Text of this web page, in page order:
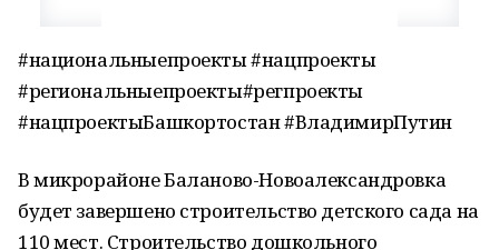
#национальныепроекты #нацпроекты
#региональныепроекты#регпроекты
#нацпроектыБашкортостан #ВладимирПутин
В микрорайоне Баланово-Новоалександровка
будет завершено строительство детского сада на
110 мест. Строительство дошкольного